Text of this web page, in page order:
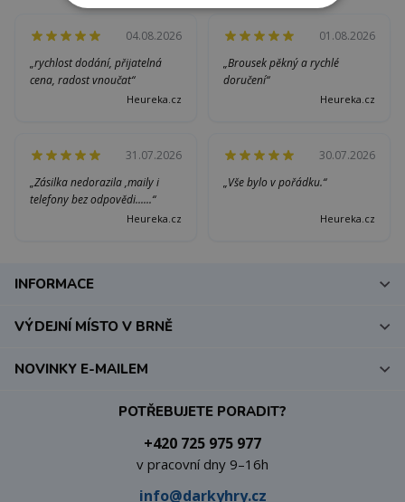
04.08.2026
„rychlost dodání, přijatelná
cena, radost vnoučat“
Heureka.cz
01.08.2026
„Brousek pěkný a rychlé
doručení“
Heureka.cz
31.07.2026
„Zásilka nedorazila ,maily i
telefony bez odpovědi......“
Heureka.cz
30.07.2026
„Vše bylo v pořádku.“
Heureka.cz
INFORMACE
VÝDEJNÍ MÍSTO V BRNĚ
POTŘEBUJETE PORADIT?
+420 725 975 977
v pracovní dny 9–16h
info@darkyhry.cz
NOVINKY E-MAILEM